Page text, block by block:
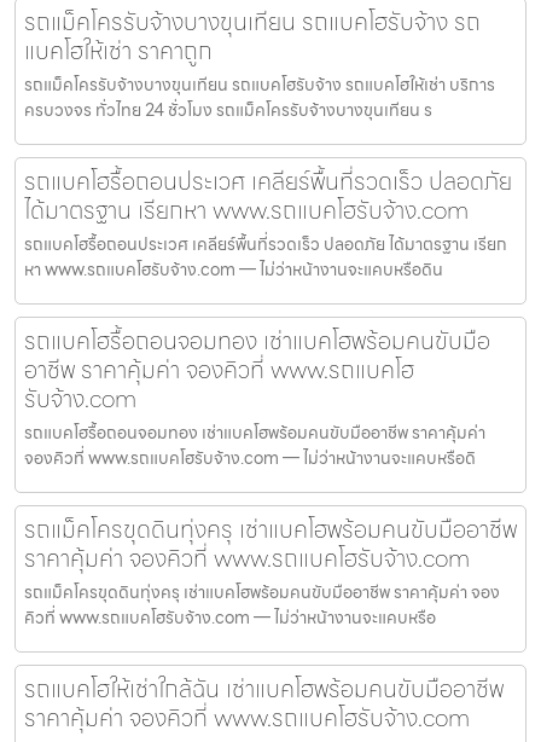
รถแม็คโครรับจ้างบางขุนเทียน รถแบคโฮรับจ้าง รถ
แบคโฮให้เช่า ราคาถูก
รถแม็คโครรับจ้างบางขุนเทียน รถแบคโฮรับจ้าง รถแบคโฮให้เช่า บริการ
ครบวงจร ทั่วไทย 24 ชั่วโมง รถแม็คโครรับจ้างบางขุนเทียน ร
รถแบคโฮรื้อถอนประเวศ เคลียร์พื้นที่รวดเร็ว ปลอดภัย
ได้มาตรฐาน เรียกหา www.รถแบคโฮรับจ้าง.com
รถแบคโฮรื้อถอนประเวศ เคลียร์พื้นที่รวดเร็ว ปลอดภัย ได้มาตรฐาน เรียก
หา www.รถแบคโฮรับจ้าง.com — ไม่ว่าหน้างานจะแคบหรือดิน
รถแบคโฮรื้อถอนจอมทอง เช่าแบคโฮพร้อมคนขับมือ
อาชีพ ราคาคุ้มค่า จองคิวที่ www.รถแบคโฮ
รับจ้าง.com
รถแบคโฮรื้อถอนจอมทอง เช่าแบคโฮพร้อมคนขับมืออาชีพ ราคาคุ้มค่า
จองคิวที่ www.รถแบคโฮรับจ้าง.com — ไม่ว่าหน้างานจะแคบหรือดิ
รถแม็คโครขุดดินทุ่งครุ เช่าแบคโฮพร้อมคนขับมืออาชีพ
ราคาคุ้มค่า จองคิวที่ www.รถแบคโฮรับจ้าง.com
รถแม็คโครขุดดินทุ่งครุ เช่าแบคโฮพร้อมคนขับมืออาชีพ ราคาคุ้มค่า จอง
คิวที่ www.รถแบคโฮรับจ้าง.com — ไม่ว่าหน้างานจะแคบหรือ
รถแบคโฮให้เช่าใกล้ฉัน เช่าแบคโฮพร้อมคนขับมืออาชีพ
ราคาคุ้มค่า จองคิวที่ www.รถแบคโฮรับจ้าง.com